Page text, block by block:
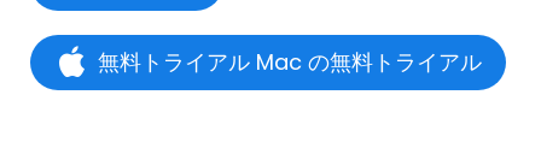
無料トライアル Mac の無料トライアル